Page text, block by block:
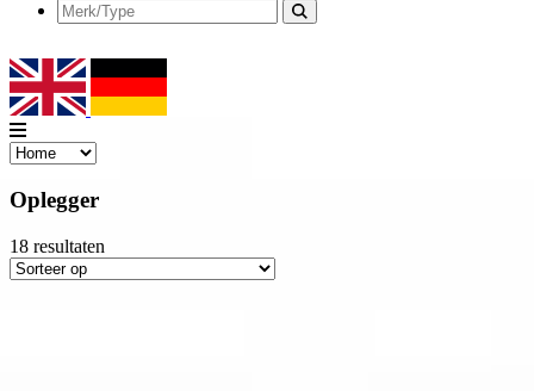
Oplegger
18 resultaten